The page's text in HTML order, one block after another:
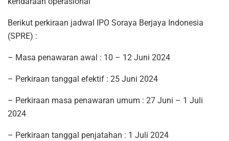
Berikut perkiraan jadwal IPO Soraya Berjaya Indonesia
(SPRE) :
– Masa penawaran awal : 10 – 12 Juni 2024
– Perkiraan tanggal efektif : 25 Juni 2024
– Perkiraan masa penawaran umum : 27 Juni – 1 Juli
2024
– Perkiraan tanggal penjatahan : 1 Juli 2024